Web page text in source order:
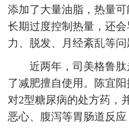
添加了大量油脂，热量可
长期过度控制热量，还
力、脱发、月经紊乱等问
近两年，司美格鲁
了减肥擅自使用。陈宜
对2型糖尿病的处方药，
恶心、腹泻等胃肠道反